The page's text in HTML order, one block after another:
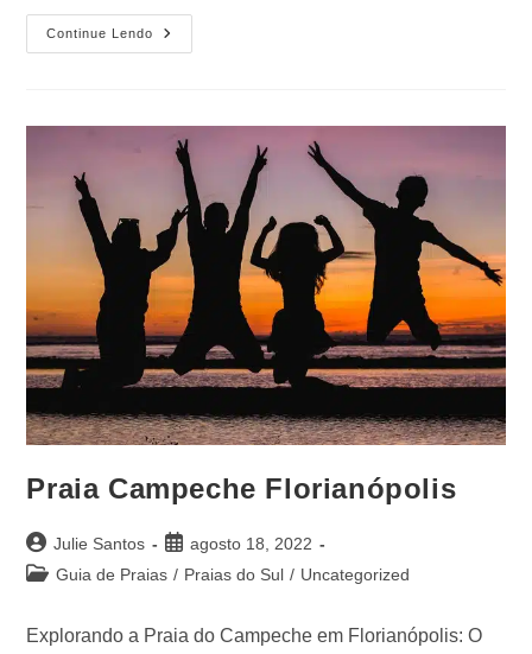
Continue Lendo
Praia Campeche Florianópolis
Julie Santos
agosto 18, 2022
Guia de Praias / Praias do Sul / Uncategorized
Explorando a Praia do Campeche em Florianópolis: O